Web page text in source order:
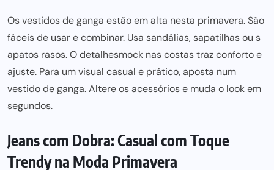
Os vestidos de ganga estão em alta nesta primavera. São
fáceis de usar e combinar. Usa sandálias, sapatilhas ou s
apatos rasos. O detalhesmock nas costas traz conforto e
ajuste. Para um visual casual e prático, aposta num
vestido de ganga. Altere os acessórios e muda o look em
segundos.
Jeans com Dobra: Casual com Toque
Trendy na Moda Primavera